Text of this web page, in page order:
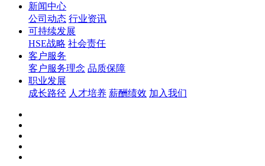
新闻中心
公司动态 行业资讯
可持续发展
HSE战略 社会责任
客户服务
客户服务理念 品质保障
职业发展
成长路径 人才培养 薪酬绩效 加入我们